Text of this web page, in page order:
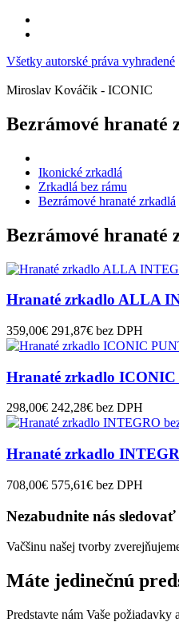
Všetky autorské práva vyhradené
Miroslav Kováčik - ICONIC
Bezrámové hranaté
Ikonické zrkadlá
Zrkadlá bez rámu
Bezrámové hranaté zrkadlá
Bezrámové hranaté
Hranaté zrkadlo ALLA
359,00€ 291,87€ bez DPH
Hranaté zrkadlo
298,00€ 242,28€ bez DPH
Hranaté zrkadlo
708,00€ 575,61€ bez DPH
Nezabudnite nás
Vačšinu našej tvorby
Máte jedinečnú
Predstavte nám Vaše